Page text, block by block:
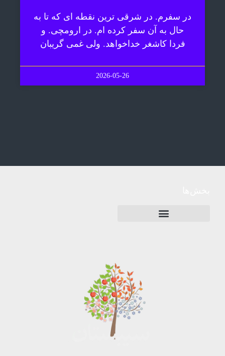
در سفرم. در شرقی ترین نقطه ای که تا به
حال به آن سفر کرده ام. در ارومچی. و
فردا کاشغر خداخواهد. ولی غمی گریبان
2026-05-26